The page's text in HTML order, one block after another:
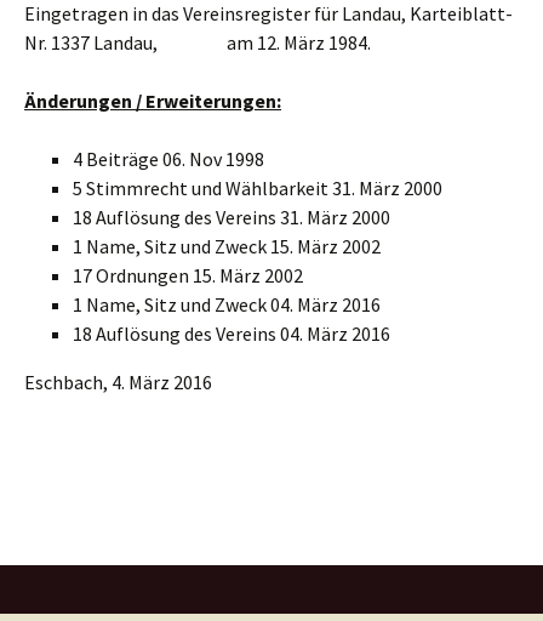
Eingetragen in das Vereinsregister für Landau, Karteiblatt-
Nr. 1337 Landau, am 12. März 1984.
Änderungen / Erweiterungen:
4 Beiträge 06. Nov 1998
5 Stimmrecht und Wählbarkeit 31. März 2000
18 Auflösung des Vereins 31. März 2000
1 Name, Sitz und Zweck 15. März 2002
17 Ordnungen 15. März 2002
1 Name, Sitz und Zweck 04. März 2016
18 Auflösung des Vereins 04. März 2016
Eschbach, 4. März 2016